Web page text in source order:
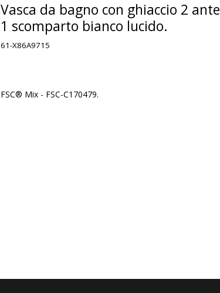
Vasca da bagno con ghiaccio 2 ante
1 scomparto bianco lucido.
61-X86A9715
FSC® Mix - FSC-C170479.